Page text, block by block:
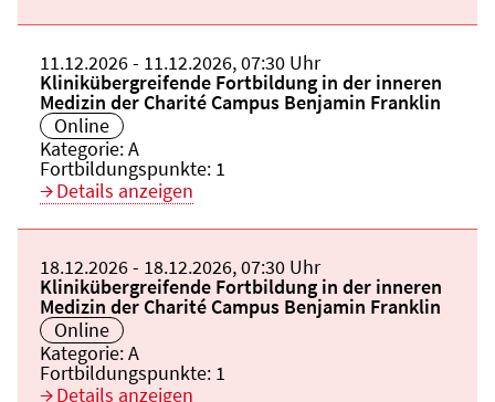
Beginn:
11.12.2026Ende und Anfangszeit:
- 11.12.2026,07:30 Uhr
Veranstaltungstitel:
Klinikübergreifende Fortbildung in der inneren
Medizin der Charité Campus Benjamin Franklin
Veranstaltungsort:
Online
Kategorie:A
Fortbildungspunkte: 1
Details anzeigen
Beginn:
18.12.2026Ende und Anfangszeit:
- 18.12.2026,07:30 Uhr
Veranstaltungstitel:
Klinikübergreifende Fortbildung in der inneren
Medizin der Charité Campus Benjamin Franklin
Veranstaltungsort:
Online
Kategorie:A
Fortbildungspunkte: 1
Details anzeigen